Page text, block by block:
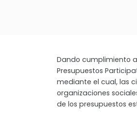
Dando cumplimiento
Presupuestos
mediante el cual, las
organizaciones
de los presupuestos